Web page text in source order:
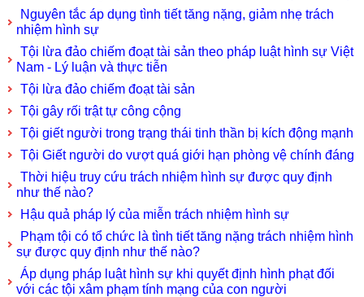
Nguyên tắc áp dụng tình tiết tăng nặng, giảm nhẹ trách
nhiệm hình sự
Tội lừa đảo chiếm đoạt tài sản theo pháp luật hình sự Việt
Nam - Lý luận và thực tiễn
Tội lừa đảo chiếm đoạt tài sản
Tội gây rối trật tự công cộng
Tội giết người trong trạng thái tinh thần bị kích động mạnh
Tội Giết người do vượt quá giới hạn phòng vệ chính đáng
Thời hiệu truy cứu trách nhiệm hình sự được quy định
như thế nào?
Hậu quả pháp lý của miễn trách nhiệm hình sự
Phạm tội có tổ chức là tình tiết tăng nặng trách nhiệm hình
sự được quy định như thế nào?
Áp dụng pháp luật hình sự khi quyết định hình phạt đối
với các tội xâm phạm tính mạng của con người